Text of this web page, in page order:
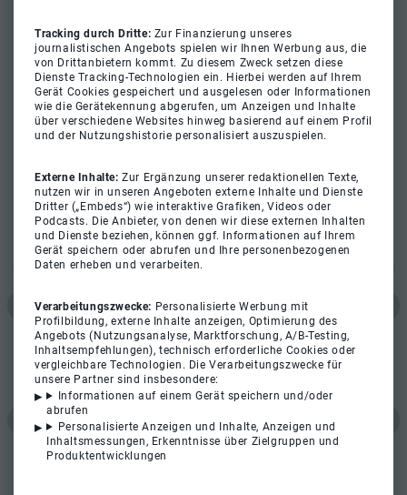
Tracking durch Dritte: Zur Finanzierung unseres
journalistischen Angebots spielen wir Ihnen Werbung aus, die
von Drittanbietern kommt. Zu diesem Zweck setzen diese
Dienste Tracking-Technologien ein. Hierbei werden auf Ihrem
Gerät Cookies gespeichert und ausgelesen oder Informationen
wie die Gerätekennung abgerufen, um Anzeigen und Inhalte
über verschiedene Websites hinweg basierend auf einem Profil
und der Nutzungshistorie personalisiert auszuspielen.
Externe Inhalte:Zur Ergänzung unserer redaktionellen Texte,
nutzen wir in unseren Angeboten externe Inhalte und Dienste
Dritter („Embeds“) wie interaktive Grafiken, Videos oder
Podcasts. Die Anbieter, von denen wir diese externen Inhalten
und Dienste beziehen, können ggf. Informationen auf Ihrem
Gerät speichern oder abrufen und Ihre personenbezogenen
Daten erheben und verarbeiten.
Verarbeitungszwecke: Personalisierte Werbung mit
Profilbildung, externe Inhalte anzeigen, Optimierung des
Angebots (Nutzungsanalyse, Marktforschung, A/B-Testing,
Inhaltsempfehlungen), technisch erforderliche Cookies oder
vergleichbare Technologien. Die Verarbeitungszwecke für
unsere Partner sind insbesondere:
Informationen auf einem Gerät speichern und/oder
abrufen
Personalisierte Anzeigen und Inhalte, Anzeigen und
Inhaltsmessungen, Erkenntnisse über Zielgruppen und
Produktentwicklungen